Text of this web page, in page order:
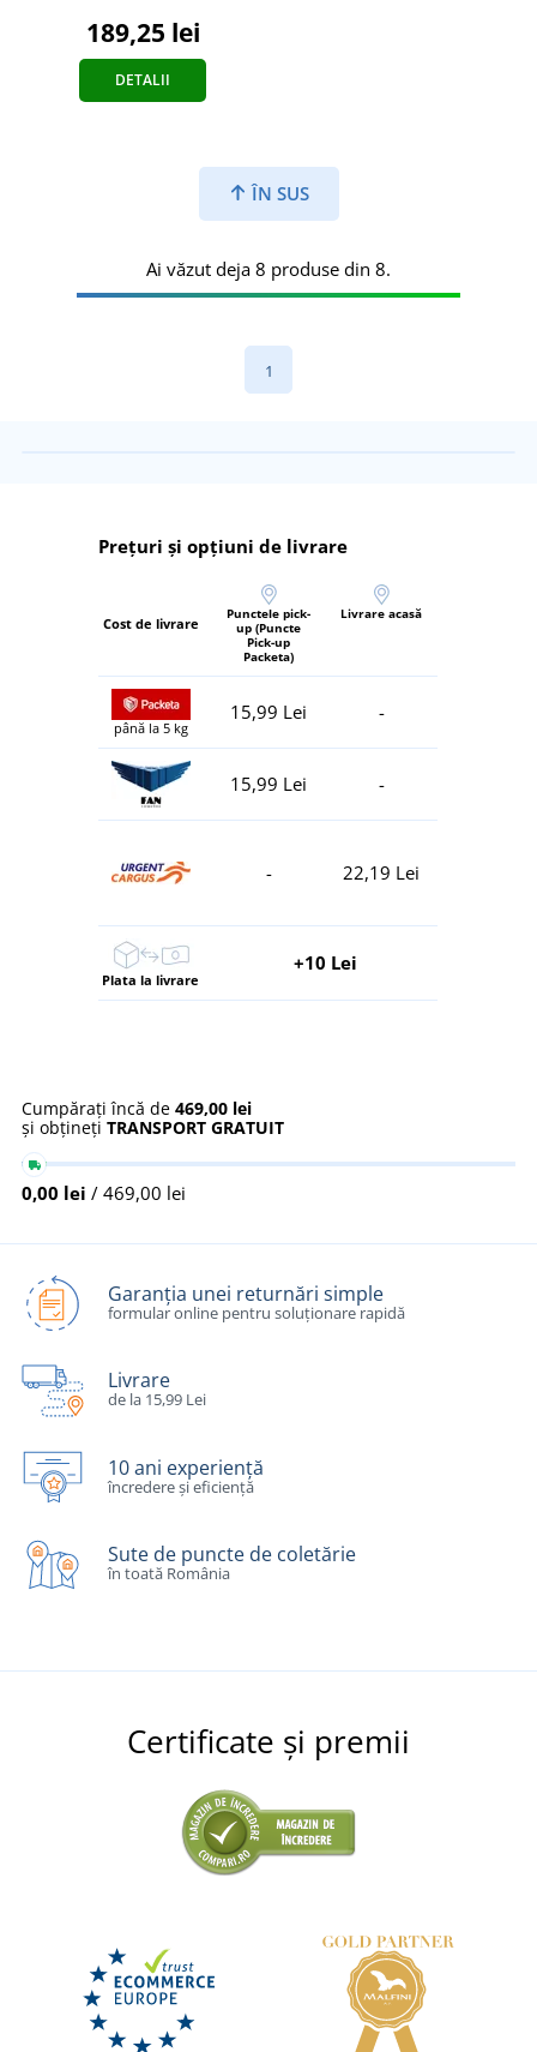
189,25 lei
DETALII
ÎN SUS
Ai văzut deja 8 produse din 8.
1
Prețuri și opțiuni de livrare
Cost de livrare
Punctele pick-
up (Puncte
Pick-up
Packeta)
Livrare acasă
până la 5 kg
15,99 Lei -
15,99 Lei -
- 22,19 Lei
Plata la livrare
+10 Lei
Cumpărați încă de 469,00 lei
și obțineți TRANSPORT GRATUIT
0,00 lei / 469,00 lei
Garanția unei returnări simple
formular online pentru soluționare rapidă
Livrare
de la 15,99 Lei
10 ani experiență
încredere și eficiență
Sute de puncte de coletărie
în toată România
Certificate și premii